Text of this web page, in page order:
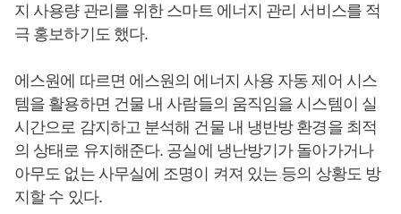
지 사용량 관리를 위한 스마트 에너지 관리 서비스를 적
극 홍보하기도 했다.
에스원에 따르면 에스원의 에너지 사용 자동 제어 시스
템을 활용하면 건물 내 사람들의 움직임을 시스템이 실
시간으로 감지하고 분석해 건물 내 냉반방 환경을 최적
의 상태로 유지해준다. 공실에 냉난방기가 돌아가거나
아무도 없는 사무실에 조명이 켜져 있는 등의 상황도 방
지할 수 있다.